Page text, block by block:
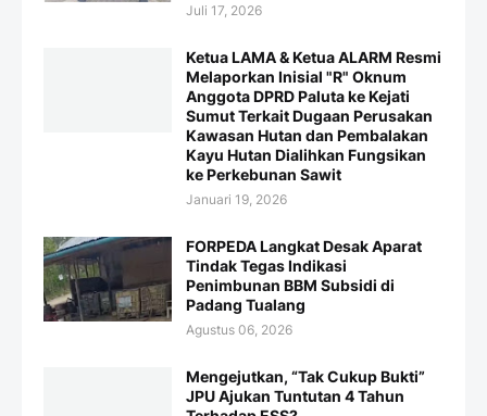
Juli 17, 2026
Ketua LAMA & Ketua ALARM Resmi
Melaporkan Inisial "R" Oknum
Anggota DPRD Paluta ke Kejati
Sumut Terkait Dugaan Perusakan
Kawasan Hutan dan Pembalakan
Kayu Hutan Dialihkan Fungsikan
ke Perkebunan Sawit
Januari 19, 2026
FORPEDA Langkat Desak Aparat
Tindak Tegas Indikasi
Penimbunan BBM Subsidi di
Padang Tualang
Agustus 06, 2026
Mengejutkan, “Tak Cukup Bukti”
JPU Ajukan Tuntutan 4 Tahun